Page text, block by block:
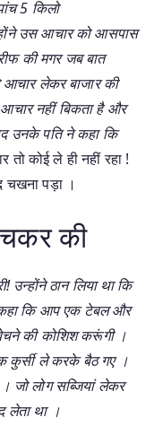
5 किलो
उस आचार को आसपास
की मगर जब बात
आचार लेकर बाजार की
नहीं बिकता है और
उनके पति ने कहा कि
तो कोई ले ही नहीं रहा !
पड़ा ।
की
उन्होंने ठान लिया था कि
कि आप एक टेबल और
की कोशिश करूंगी ।
कुर्सी ले करके बैठ गए ।
जो लोग सब्जियां लेकर
लेता था ।